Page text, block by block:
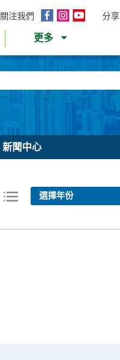
關注我們
面
InstagramYouTube分享
更多
新聞中心
選擇年份